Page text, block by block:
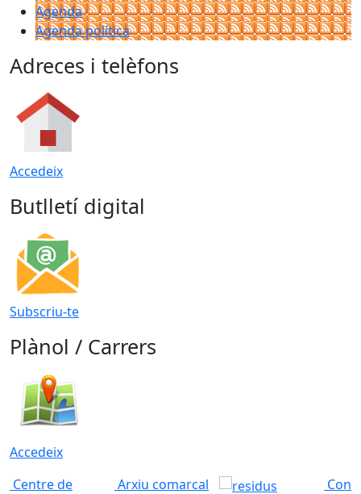
Agenda
Agenda política
Adreces i telèfons
Accedeix
Butlletí digital
Subscriu-te
Plànol / Carrers
Accedeix
Centre de
Arxiu comarcal